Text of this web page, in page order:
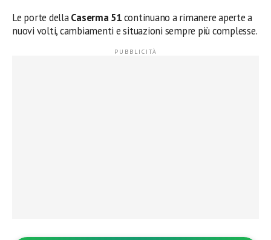
Le porte dellaCaserma 51continuano a rimanere aperte a
nuovi volti, cambiamenti e situazioni sempre più complesse.